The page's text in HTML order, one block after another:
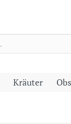
Kräuter